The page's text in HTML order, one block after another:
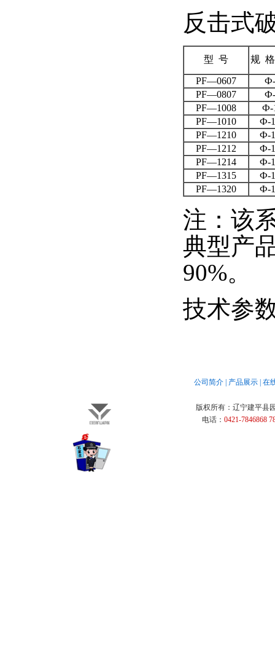
反击式
型 号 规
PF—0607
Ф-
PF—0807
Ф-
PF—1008
Ф-
PF—1010
Ф-
PF—1210
Ф-
PF—1212
Ф-
PF—1214
Ф-
PF—1315
Ф-
PF—1320
Ф-
注：该
典型产
90%。
技术参
公司简介| 产品展示| 在
版权所有： 辽宁建平县
电话： 0421-7846868